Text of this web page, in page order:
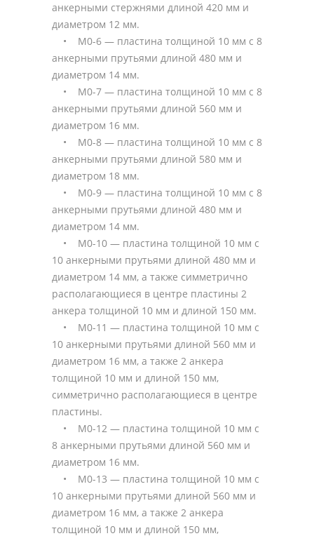
анкерными стержнями длиной 420 мм и
диаметром 12 мм.
• М0-6 — пластина толщиной 10 мм с 8
анкерными прутьями длиной 480 мм и
диаметром 14 мм.
• М0-7 — пластина толщиной 10 мм с 8
анкерными прутьями длиной 560 мм и
диаметром 16 мм.
• М0-8 — пластина толщиной 10 мм с 8
анкерными прутьями длиной 580 мм и
диаметром 18 мм.
• М0-9 — пластина толщиной 10 мм с 8
анкерными прутьями длиной 480 мм и
диаметром 14 мм.
• М0-10 — пластина толщиной 10 мм с
10 анкерными прутьями длиной 480 мм и
диаметром 14 мм, а также симметрично
располагающиеся в центре пластины 2
анкера толщиной 10 мм и длиной 150 мм.
• М0-11 — пластина толщиной 10 мм с
10 анкерными прутьями длиной 560 мм и
диаметром 16 мм, а также 2 анкера
толщиной 10 мм и длиной 150 мм,
симметрично располагающиеся в центре
пластины.
• М0-12 — пластина толщиной 10 мм с
8 анкерными прутьями длиной 560 мм и
диаметром 16 мм.
• М0-13 — пластина толщиной 10 мм с
10 анкерными прутьями длиной 560 мм и
диаметром 16 мм, а также 2 анкера
толщиной 10 мм и длиной 150 мм,